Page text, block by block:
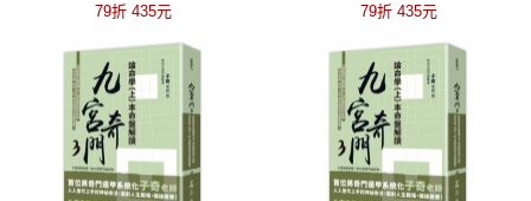
79折 435元 79折 435元